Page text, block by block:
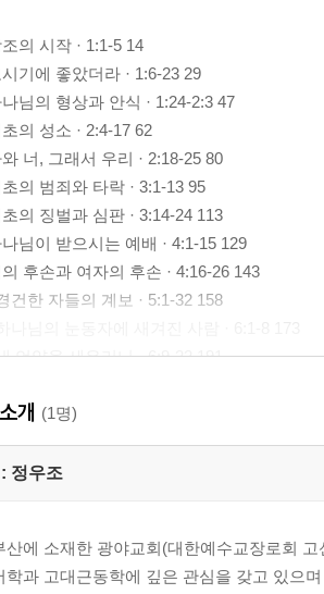
의 시작 · 1:1-5 14
기에 좋았더라 · 1:6-23 29
님의 형상과 안식 · 1:24-2:3 47
의 성소 · 2:4-17 62
너, 그래서 우리 · 2:18-25 80
의 범죄와 타락 · 3:1-13 95
의 징벌과 심판 · 3:14-24 113
님이 받으시는 예배 · 4:1-15 129
후손과 여자의 후손 · 4:16-26 143
건한 자들의 계보 · 5:1-32 158
언약을 세우리니 · 6:9-22 191
억하시는 은혜 · 8:1-22 222
약의 무지개 · 9:1-17 238
도주에 취한 노아 · 9:18-29 258
춰 선 소명 · 11:10-32 314
개 (1명)
정우조
산에 소재한 광야교회(대한예수교장로회
학과 고대근동학에 깊은 관심을 갖고 있으